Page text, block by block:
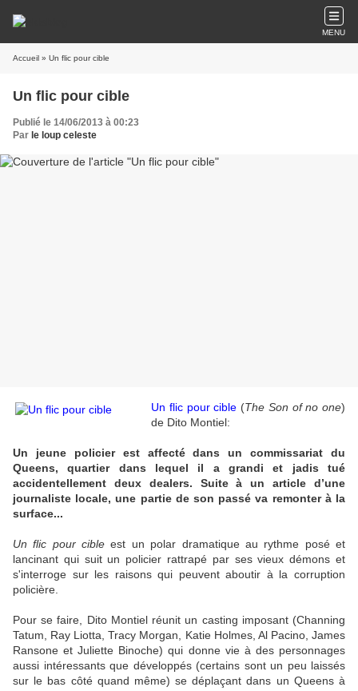
MENU
Accueil » Un flic pour cible
Un flic pour cible
Publié le 14/06/2013 à 00:23
Par le loup celeste
Un flic pour cible (The Son of no one)
de Dito Montiel:
Un jeune policier est affecté dans un commissariat du
Queens, quartier dans lequel il a grandi et jadis tué
accidentellement deux dealers.
Suite à un article d’une
journaliste locale, une partie de son passé va remonter à la
surface...
Un flic pour cible est un polar dramatique au rythme posé et
lancinant qui suit un policier rattrapé par ses vieux démons et
s'interroge sur les raisons qui peuvent aboutir à la corruption
policière.
Pour se faire, Dito Montiel réunit un casting imposant (Channing
Tatum, Ray Liotta, Tracy Morgan, Katie Holmes, Al Pacino, James
Ransone et Juliette Binoche) qui donne vie à des personnages
aussi intéressants que développés (certains sont un peu laissés
sur le bas côté quand même) se déplaçant dans un Queens à